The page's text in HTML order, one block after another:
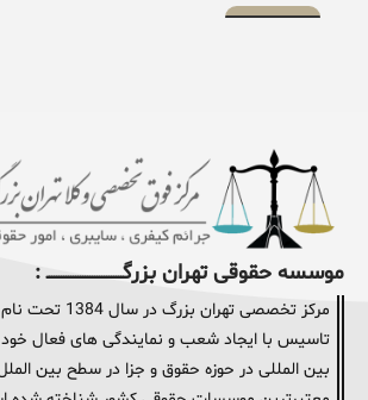
موسسه حقوقی تهران بزرگــــــــــــــــــــــــــــــــ :
مرکز
تاسیس با ایجاد شعب و نمایندگی های فعال خود